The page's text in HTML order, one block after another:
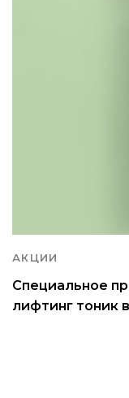
АКЦИИ
Специальное
лифтинг тоник